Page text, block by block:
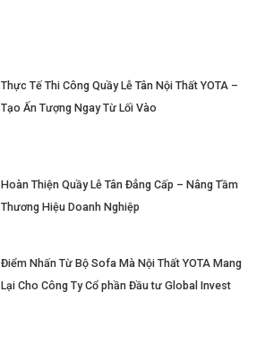
Thực Tế Thi Công Quầy Lễ Tân Nội Thất YOTA –
Tạo Ấn Tượng Ngay Từ Lối Vào
Hoàn Thiện Quầy Lễ Tân Đẳng Cấp – Nâng Tầm
Thương Hiệu Doanh Nghiệp
Điểm Nhấn Từ Bộ Sofa Mà Nội Thất YOTA Mang
Lại Cho Công Ty Cổ phần Đầu tư Global Invest